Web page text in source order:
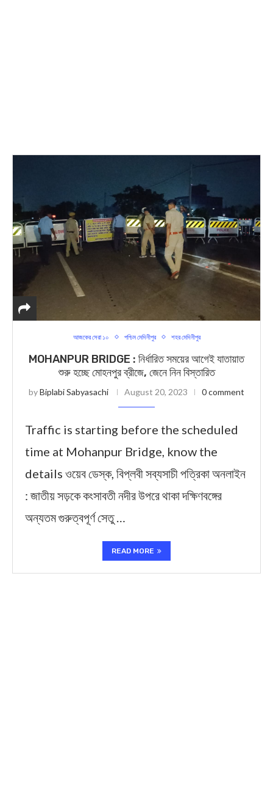
আজকের সেরা ১০ পশ্চিম মেদিনীপুর শহর মেদিনীপুর
MOHANPUR BRIDGE : নির্ধারিত সময়ের আগেই যাতায়াত
শুরু হচ্ছে মোহনপুর ব্রীজে, জেনে নিন বিস্তারিত
byBiplabi Sabyasachi August 20, 2023 0 comment
Traffic is starting before the scheduled
time at Mohanpur Bridge, know the
details ওয়েব ডেস্ক, বিপ্লবী সব্যসাচী পত্রিকা অনলাইন
: জাতীয় সড়কে কংসাবতী নদীর উপরে থাকা দক্ষিণবঙ্গের
অন্যতম গুরুত্বপূর্ণ সেতু …
READ MORE